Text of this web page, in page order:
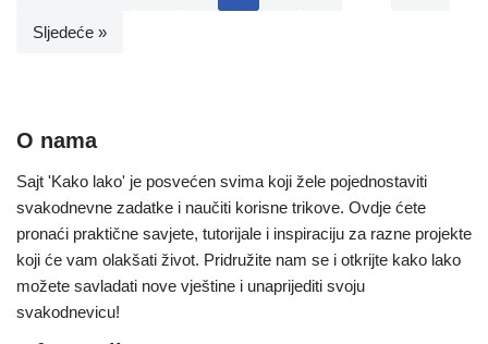
Sljedeće »
O nama
Sajt 'Kako lako' je posvećen svima koji žele pojednostaviti
svakodnevne zadatke i naučiti korisne trikove. Ovdje ćete
pronaći praktične savjete, tutorijale i inspiraciju za razne projekte
koji će vam olakšati život. Pridružite nam se i otkrijte kako lako
možete savladati nove vještine i unaprijediti svoju
svakodnevicu!